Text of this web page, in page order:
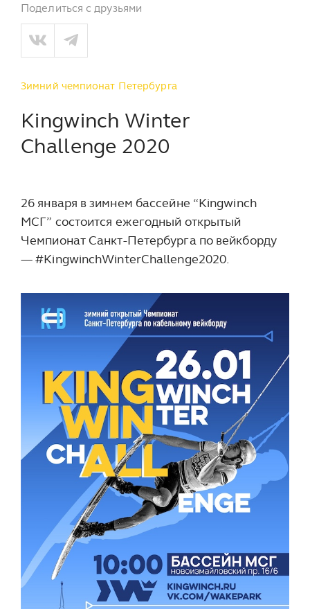
Поделиться с друзьями
Зимний чемпионат Петербурга
Kingwinch Winter
Challenge 2020
26 января в зимнем бассейне “Kingwinch
МСГ” состоится ежегодный открытый
Чемпионат Санкт-Петербурга по вейкборду
— #KingwinchWinterChallenge2020.